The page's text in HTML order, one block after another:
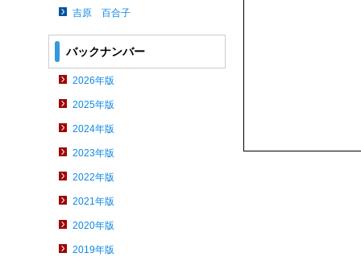
吉原 百合子
バックナンバー
2026年版
2025年版
2024年版
2023年版
2022年版
2021年版
2020年版
2019年版